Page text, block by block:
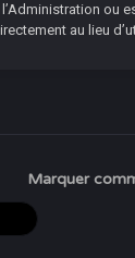
ou
au lieu
Marquer